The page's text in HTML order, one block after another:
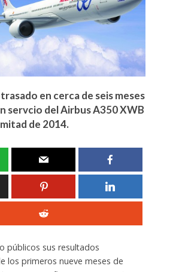
en cerca de seis meses
servcio del Airbus A350 XWB
de 2014.
públicos sus resultados
los primeros nueve meses de